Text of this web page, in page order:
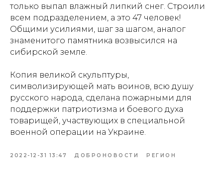
только выпал влажный липкий снег. Строили
всем подразделением, а это 47 человек!
Общими усилиями, шаг за шагом, аналог
знаменитого памятника возвысился на
сибирской земле.
Копия великой скульптуры,
символизирующей мать воинов, всю душу
русского народа, сделана пожарными для
поддержки патриотизма и боевого духа
товарищей, участвующих в специальной
военной операции на Украине.
2022-12-31 13:47 ДОБРОНОВОСТИ РЕГИОН